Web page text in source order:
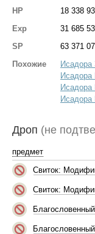
HP
18 338
Exp
31 685
SP
63 371
Похожие
Исадора
Исадора
Исадора
Исадора
Дроп (не
предмет
Свиток:
Свиток: